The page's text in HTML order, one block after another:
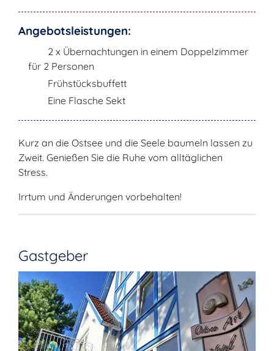
Angebotsleistungen:
2 x Übernachtungen in einem Doppelzimmer
für 2 Personen
Frühstücksbuffett
Eine Flasche Sekt
Kurz an die Ostsee und die Seele baumeln lassen zu
Zweit. Genießen Sie die Ruhe vom alltäglichen
Stress.
Irrtum und Änderungen vorbehalten!
Gastgeber